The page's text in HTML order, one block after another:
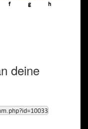
f g h
deine